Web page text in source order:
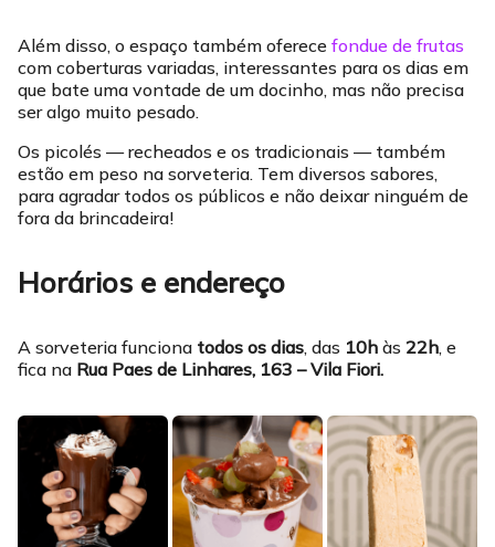
Além disso, o espaço também oferece fondue de frutas
com coberturas variadas, interessantes para os dias em
que bate uma vontade de um docinho, mas não precisa
ser algo muito pesado.
Os picolés — recheados e os tradicionais — também
estão em peso na sorveteria. Tem diversos sabores,
para agradar todos os públicos e não deixar ninguém de
fora da brincadeira!
Horários e endereço
A sorveteria funciona todos os dias, das 10h às 22h, e
fica na Rua Paes de Linhares, 163 – Vila Fiori.